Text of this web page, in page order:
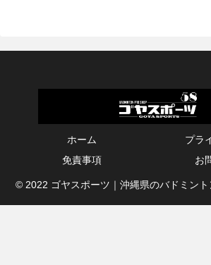
ホーム
プラ
免責事項
お
© 2022 ゴヤスポーツ｜沖縄県のバドミン